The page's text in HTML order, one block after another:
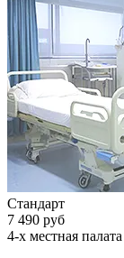
Стандарт
7 490 руб
4-х местная палата